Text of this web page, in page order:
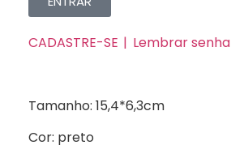
CADASTRE-SE Lembrar senha
Tamanho: 15,4*6,3cm
Cor: preto